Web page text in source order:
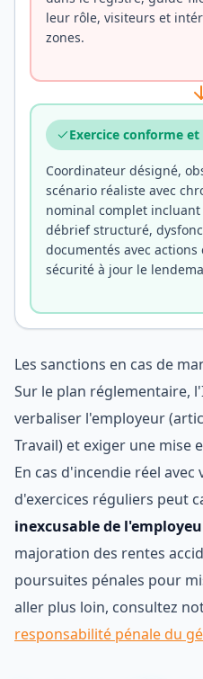
leur rôle, visiteurs et
zones.
Exercice conforme
Coordinateur désigné,
scénario réaliste avec
nominal complet
débrief structuré,
documentés avec
sécurité à jour le
Les sanctions en cas de
Sur le plan réglementaire,
verbaliser l'employeur
Travail) et exiger une mise
En cas d'incendie réel avec
d'exercices réguliers peut
inexcusable de
majoration des rentes
poursuites pénales pour
aller plus loin, consultez
responsabilité pénale du